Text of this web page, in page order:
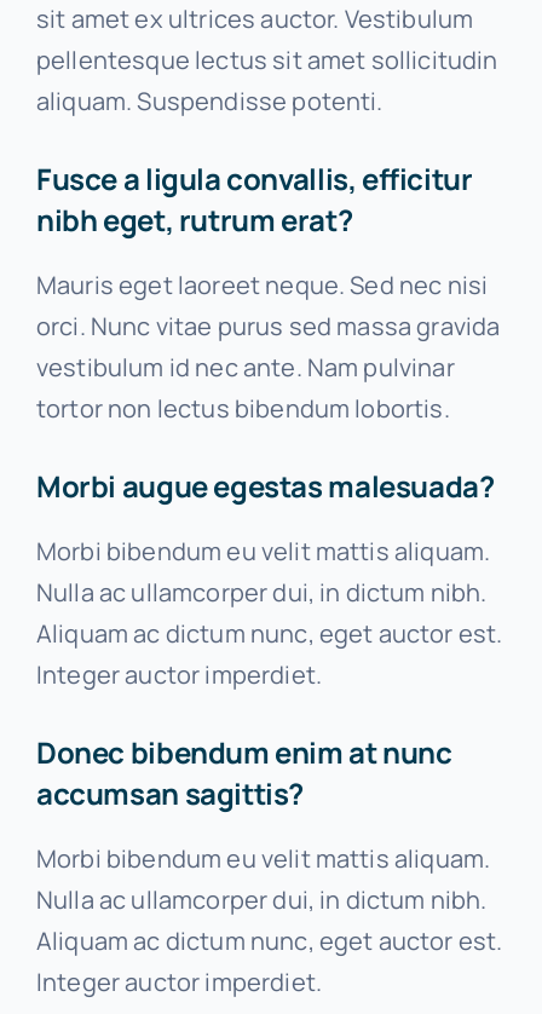
sit amet ex ultrices auctor. Vestibulum
pellentesque lectus sit amet sollicitudin
aliquam. Suspendisse potenti.
Fusce a ligula convallis, efficitur
nibh eget, rutrum erat?
Mauris eget laoreet neque. Sed nec nisi
orci. Nunc vitae purus sed massa gravida
vestibulum id nec ante. Nam pulvinar
tortor non lectus bibendum lobortis.
Morbi augue egestas malesuada?
Morbi bibendum eu velit mattis aliquam.
Nulla ac ullamcorper dui, in dictum nibh.
Aliquam ac dictum nunc, eget auctor est.
Integer auctor imperdiet.
Donec bibendum enim at nunc
accumsan sagittis?
Morbi bibendum eu velit mattis aliquam.
Nulla ac ullamcorper dui, in dictum nibh.
Aliquam ac dictum nunc, eget auctor est.
Integer auctor imperdiet.